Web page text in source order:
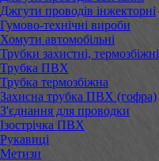
Джгути проводів інжекторні
Гумово-технічні вироби
Хомути автомобільні
Трубки захистні, термозбіжні
Трубка ПВХ
Трубка термозбіжна
Захисна трубка ПВХ (гофра)
З'єднання для проводки
Ізострічка ПВХ
Рукавиці
Метизи